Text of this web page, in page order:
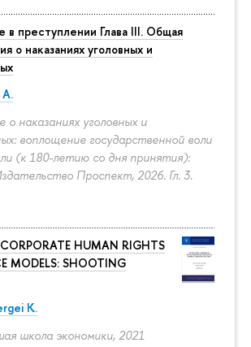
в преступлении Глава III. Общая
о наказаниях уголовных и
А.
о наказаниях уголовных и
воплощение государственной воли
(к 180-летию со дня принятия):
Проспект, 2026. Гл. 3.
HUMAN RIGHTS
MODELS: SHOOTING
K.
школа экономики, 2021